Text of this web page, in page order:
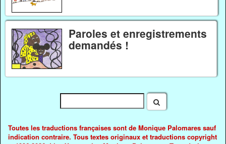
Paroles et enregistrements
demandés !
Toutes les traductions françaises sont de Monique Palomares sauf
indication contraire. Tous textes originaux et traductions copyright